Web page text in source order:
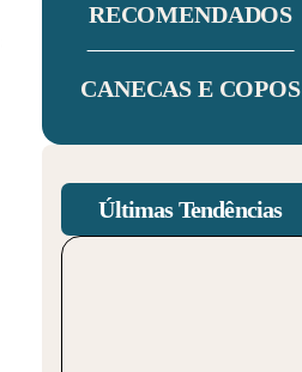
RECOMENDADOS
CANECAS E COPOS
Últimas Tendências